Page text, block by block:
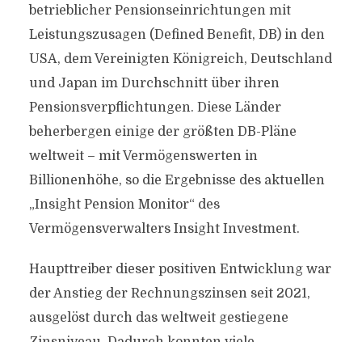
betrieblicher Pensionseinrichtungen mit
Leistungszusagen (Defined Benefit, DB) in den
USA, dem Vereinigten Königreich, Deutschland
und Japan im Durchschnitt über ihren
Pensionsverpflichtungen. Diese Länder
beherbergen einige der größten DB-Pläne
weltweit – mit Vermögenswerten in
Billionenhöhe, so die Ergebnisse des aktuellen
„Insight Pension Monitor“ des
Vermögensverwalters Insight Investment.
Haupttreiber dieser positiven Entwicklung war
der Anstieg der Rechnungszinsen seit 2021,
ausgelöst durch das weltweit gestiegene